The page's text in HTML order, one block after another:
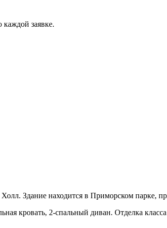
каждой заявке.
Здание находится в Приморском парке,
кровать, 2-спальный диван. Отделка